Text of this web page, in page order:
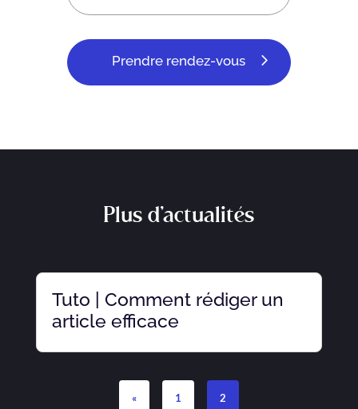
Prendre rendez-vous
Plus d’actualités
Tuto | Comment rédiger un
article efficace
« 1 2